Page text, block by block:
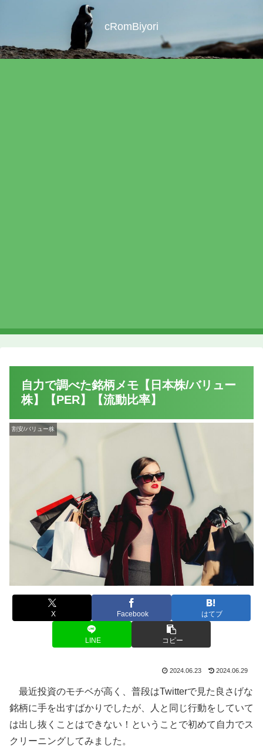
cRomBiyori
自力で調べた銘柄メモ【日本株/バリュー
株】【PER】【流動比率】
割安/バリュー株
X Facebook はてブ
LINE コピー
2024.06.23 2024.06.29
最近投資のモチベが高く、普段はTwitterで見た良さげな
銘柄に手を出すばかりでしたが、人と同じ行動をしていて
は出し抜くことはできない！ということで初めて自力でス
クリーニングしてみました。